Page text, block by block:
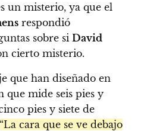
un misterio, ya que el
respondió
sobre si David
cierto misterio.
que han diseñado en
que mide seis pies y
pies y siete de
“La cara que se ve debajo